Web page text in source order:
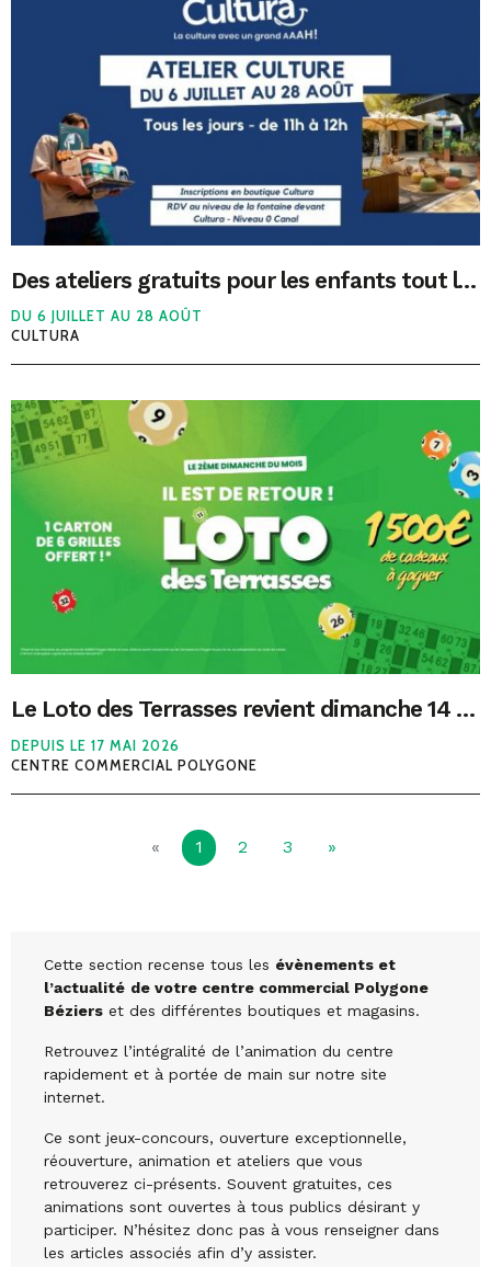
Des ateliers gratuits pour les enfants tout l’été avec Cultura
DU 6 JUILLET AU 28 AOÛT
CULTURA
Le Loto des Terrasses revient dimanche 14 juin !
DEPUIS LE 17 MAI 2026
CENTRE COMMERCIAL POLYGONE
« 1 (courante)
2 3 »
Cette section recense tous les évènements et
l’actualité de votre centre commercial Polygone
Béziers et des différentes boutiques et magasins.
Retrouvez l’intégralité de l’animation du centre
rapidement et à portée de main sur notre site
internet.
Ce sont jeux-concours, ouverture exceptionnelle,
réouverture, animation et ateliers que vous
retrouverez ci-présents. Souvent gratuites, ces
animations sont ouvertes à tous publics désirant y
participer. N’hésitez donc pas à vous renseigner dans
les articles associés afin d’y assister.